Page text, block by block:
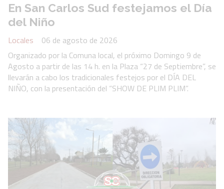
En San Carlos Sud festejamos el Día
del Niño
Locales
06 de agosto de 2026
Organizado por la Comuna local, el próximo Domingo 9 de
Agosto a partir de las 14 h. en la Plaza “27 de Septiembre”, se
llevarán a cabo los tradicionales festejos por el DÍA DEL
NIÑO, con la presentación del “SHOW DE PLIM PLIM”.